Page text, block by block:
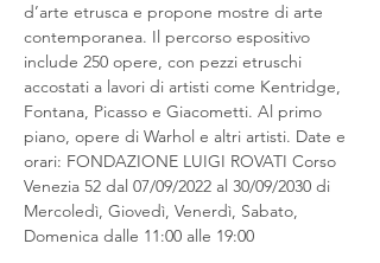
d’arte etrusca e propone mostre di arte
contemporanea. Il percorso espositivo
include 250 opere, con pezzi etruschi
accostati a lavori di artisti come Kentridge,
Fontana, Picasso e Giacometti. Al primo
piano, opere di Warhol e altri artisti. Date e
orari: FONDAZIONE LUIGI ROVATI Corso
Venezia 52 dal 07/09/2022 al 30/09/2030 di
Mercoledì, Giovedì, Venerdì, Sabato,
Domenica dalle 11:00 alle 19:00